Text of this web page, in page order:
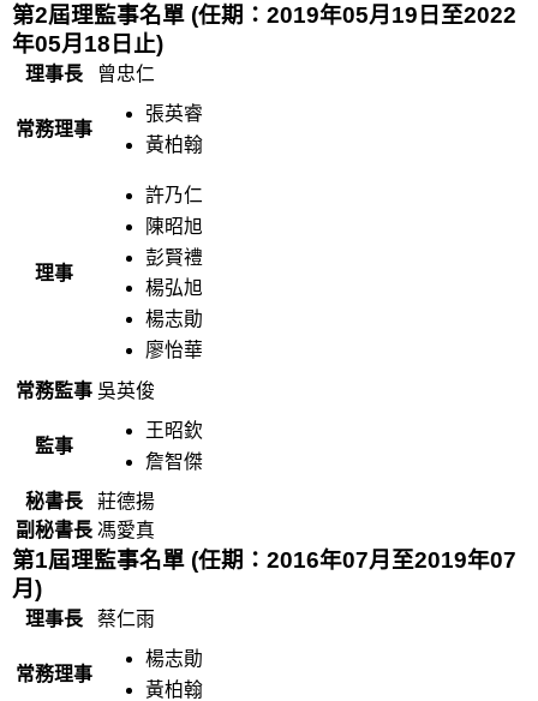
第2屆理監事名單 (任期：2019年05月19日至2022
年05月18日止)
理事長 曾忠仁
常務理事
張英睿
黃柏翰
理事
許乃仁
陳昭旭
彭賢禮
楊弘旭
楊志勛
廖怡華
常務監事 吳英俊
監事
王昭欽
詹智傑
秘書長
莊德揚
副秘書長 馮愛真
第1屆理監事名單 (任期：2016年07月至2019年07
月)
理事長 蔡仁雨
常務理事
楊志勛
黃柏翰